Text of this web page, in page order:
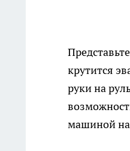
крутится
руки на
машиной